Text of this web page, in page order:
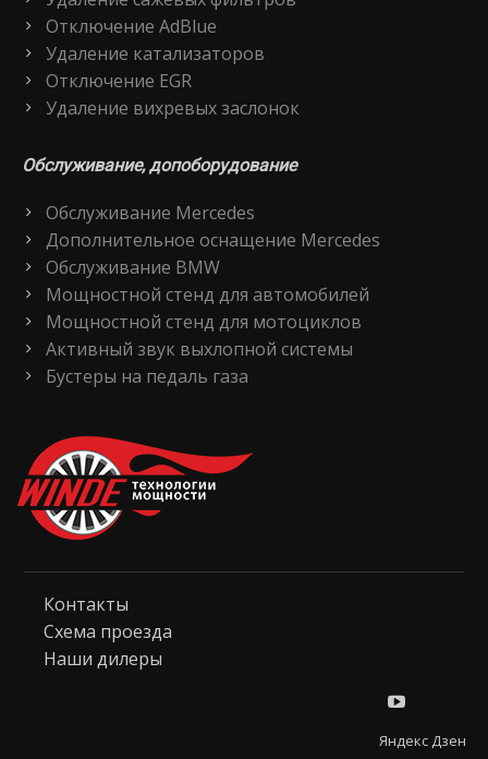
Отключение AdBlue
Удаление катализаторов
Отключение EGR
Удаление вихревых заслонок
Обслуживание, допоборудование
Обслуживание Mercedes
Дополнительное оснащение Mercedes
Обслуживание BMW
Мощностной стенд для автомобилей
Мощностной стенд для мотоциклов
Активный звук выхлопной системы
Бустеры на педаль газа
Контакты
Схема проезда
Наши дилеры
Яндекс Дзен